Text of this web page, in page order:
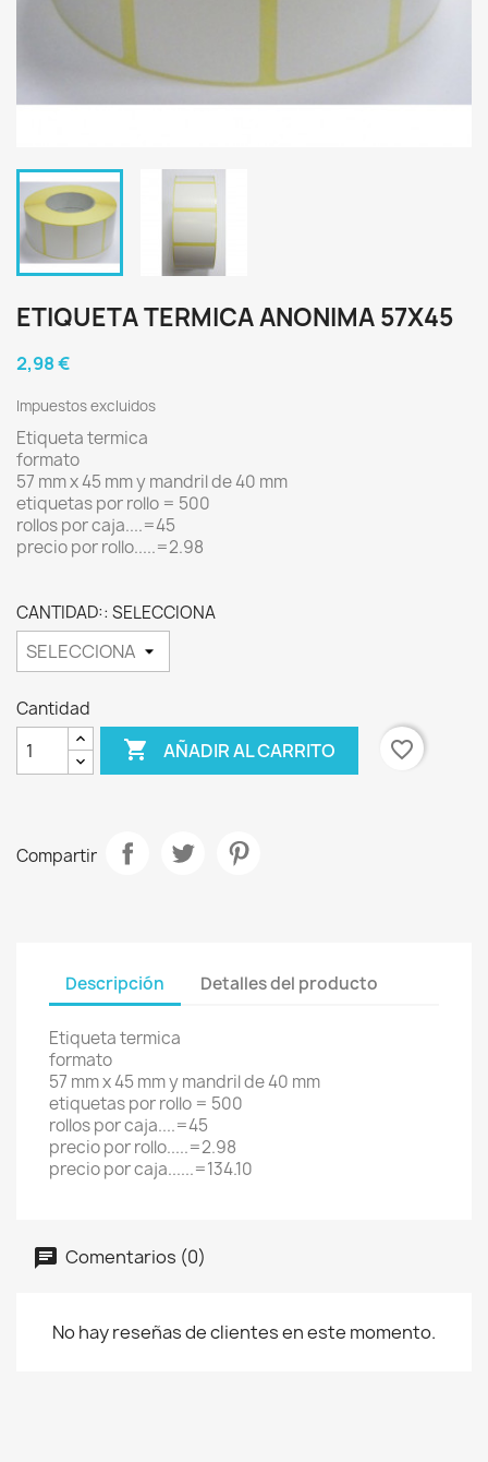
ETIQUETA TERMICA ANONIMA 57X45
2,98 €
Impuestos excluidos
Etiqueta termica
formato
57 mm x 45 mm y mandril de 40 mm
etiquetas por rollo = 500
rollos por caja....=45
precio por rollo.....=2.98
CANTIDAD:: SELECCIONA
Cantidad
 AÑADIR AL CARRITO favorite_border
Compartir
Descripción Detalles del producto
Etiqueta termica
formato
57 mm x 45 mm y mandril de 40 mm
etiquetas por rollo = 500
rollos por caja....=45
precio por rollo.....=2.98
precio por caja......=134.10
Comentarios (0)
No hay reseñas de clientes en este momento.